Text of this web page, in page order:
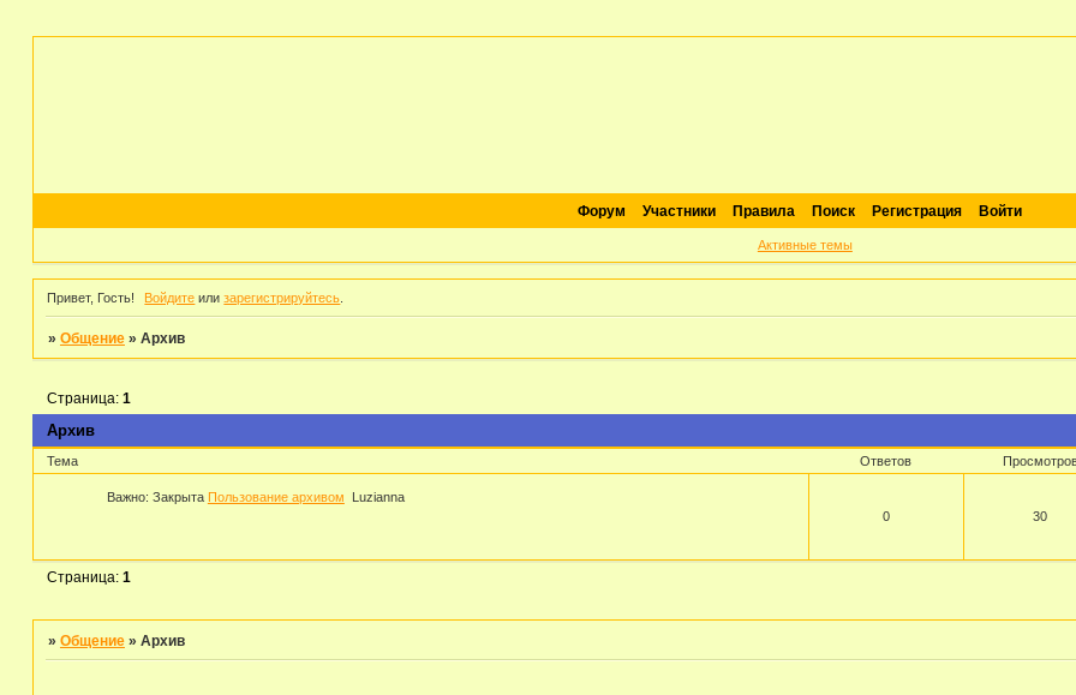
Форум Участники Правила Поиск Регистрация Войти
Активные темы
Привет, Гость! Войдите илизарегистрируйтесь
» Общение » Архив
Архив
Страница: 1
Тема Ответов
Важно: Закрыта Пользование архивом
Luzianna
0
30
Страница: 1
» Общение » Архив